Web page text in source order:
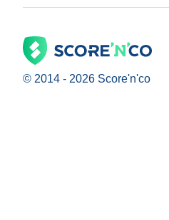
© 2014 - 2026 Score'n'co